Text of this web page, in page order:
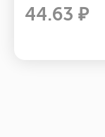
44.63 ₽